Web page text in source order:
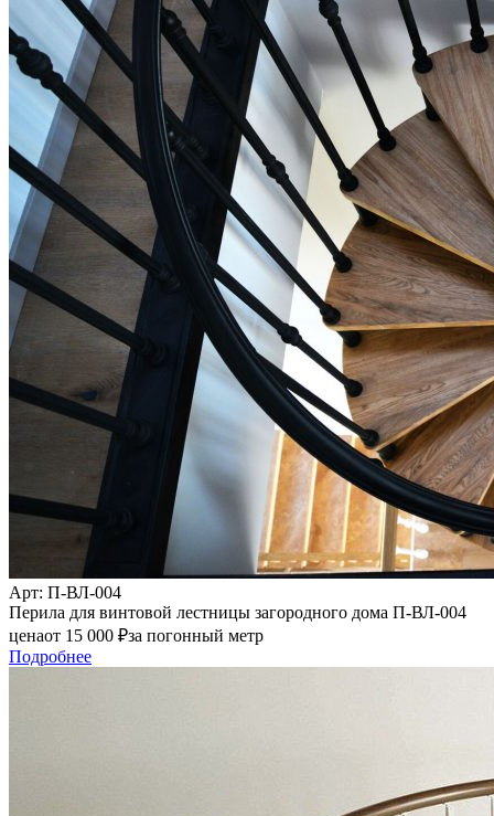
Арт: П-ВЛ-004
Перила для винтовой лестницы загородного дома П-ВЛ-004
ценаот 15 000 ₽за погонный метр
Подробнее